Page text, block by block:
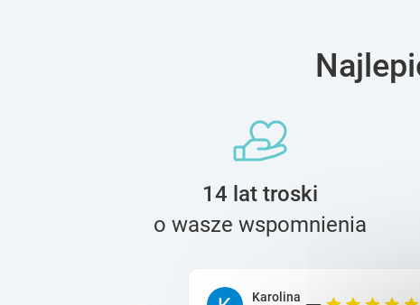
14 lat troski
o wasze wspomnienia
Karolina